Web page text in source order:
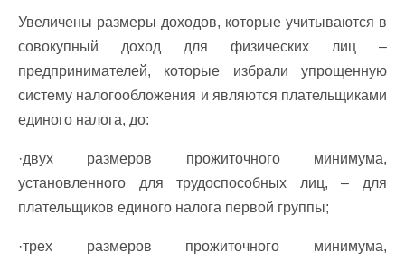
Увеличены размеры доходов, которые учитываются в
совокупный доход для физических лиц –
предпринимателей, которые избрали упрощенную
систему налогообложения и являются плательщиками
единого налога, до:
·двух размеров прожиточного минимума,
установленного для трудоспособных лиц, – для
плательщиков единого налога первой группы;
·трех размеров прожиточного минимума,